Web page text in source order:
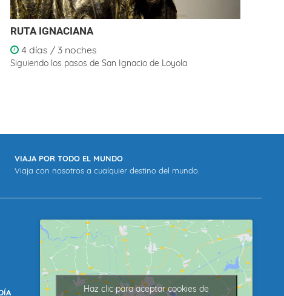
RUTA IGNACIANA
4 días / 3 noches
Siguiendo los pasos de San Ignacio de Loyola
VIAJA POR TODO EL MUNDO
Viaja con nosotros a cualquier destino del mundo.
Haz clic para aceptar cookies de